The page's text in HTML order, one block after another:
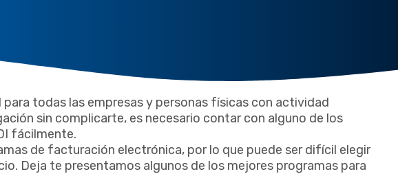
todas las empresas y personas físicas con actividad
sin complicarte, es necesario contar con alguno de los
fácilmente.
de facturación electrónica, por lo que puede ser difícil elegir
Deja te presentamos algunos de los mejores programas para